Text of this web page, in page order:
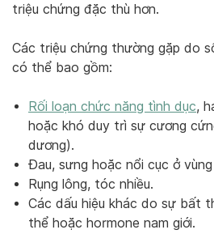
triệu chứng đặc thù hơn.
Các triệu chứng thường gặp do
có thể bao gồm:
Rối loạn chức năng tình dục,
hoặc khó duy trì sự cương
dương).
Đau, sưng hoặc nổi cục ở
Rụng lông, tóc nhiều.
Các dấu hiệu khác do sự bất
thể hoặc hormone nam giới.